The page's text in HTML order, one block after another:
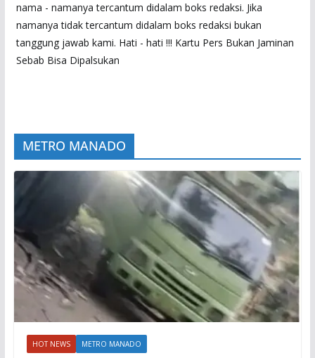
nama - namanya tercantum didalam boks redaksi. Jika
namanya tidak tercantum didalam boks redaksi bukan
tanggung jawab kami. Hati - hati !!! Kartu Pers Bukan Jaminan
Sebab Bisa Dipalsukan
METRO MANADO
HOT NEWS METRO MANADO